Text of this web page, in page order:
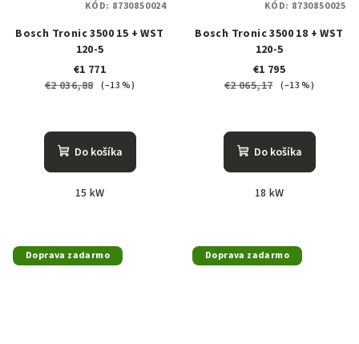
Bosch Tronic 3500 15 + WST
120-5
€1 771
€2 036,88 (–13 %)
Do košíka
15 kW
KÓD: 8730850024
Bosch Tronic 3500 18 + WST
120-5
€1 795
€2 065,17 (–13 %)
Do košíka
18 kW
KÓD: 8730850025
Doprava zadarmo Doprava zadarmo